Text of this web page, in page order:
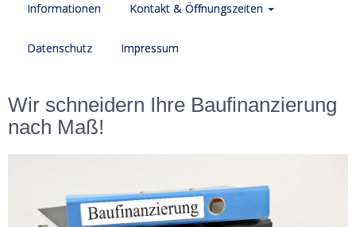
Informationen Kontakt & Öffnungszeiten
Datenschutz Impressum
Wir schneidern Ihre Baufinanzierung
nach Maß!